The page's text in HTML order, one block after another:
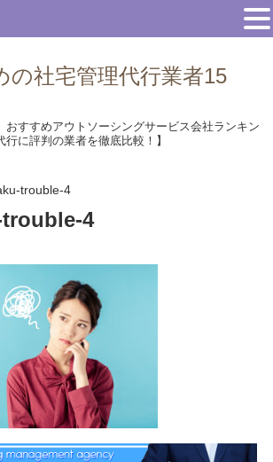
の社宅管理代行業者15
おすすめアウトソーシングサービス会社ランキン
に評判の業者を徹底比較！】
trouble-4
4